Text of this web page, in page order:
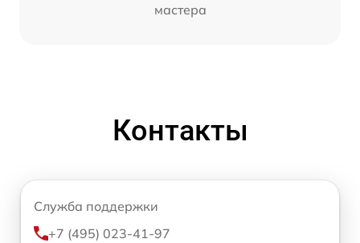
мастера
Контакты
Служба поддержки
+7 (495) 023-41-97